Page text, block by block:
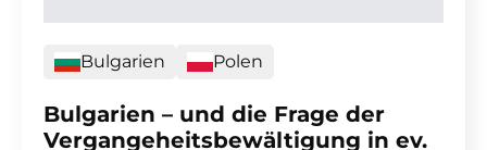
Bulgarien Polen
Bulgarien – und die Frage der
Vergangeheitsbewältigung in ev.